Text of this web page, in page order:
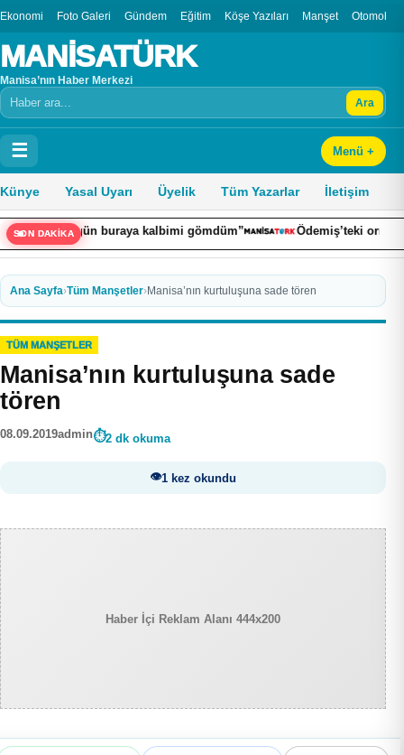
Ekonomi Foto Galeri Gündem Eğitim Köşe Yazıları Manşet Otomobil
MANİSATÜRK
Manisa’nın Haber Merkezi
Arama Ara
☰ Menü +
Künye Yasal Uyarı Üyelik Tüm Yazarlar İletişim
SON DAKİKA
“Bugün buraya kalbimi gömdüm” Ödemiş’teki orman yangını
Ana Sayfa›Tüm Manşetler›Manisa’nın kurtuluşuna sade tören
TÜM MANŞETLER
Manisa’nın kurtuluşuna sade
tören
08.09.2019admin 2 dk okuma
1 kez okundu
Haber İçi Reklam Alanı 444x200